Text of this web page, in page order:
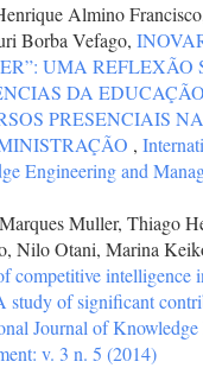
Almino
Borba Vefago,
UMA REFLEXÃO
DA
PRESENCIAIS
,
Engineering and
Muller, Thiago
Nilo Otani, Marina
competitive intelligence
study of significant
Journal of
v. 3 n. 5 (2014)